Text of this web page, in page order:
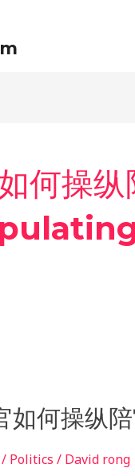
何操
如何操纵
/ Politics / David rong